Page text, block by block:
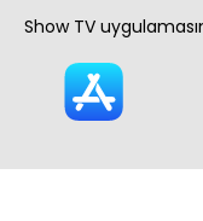
Show TV